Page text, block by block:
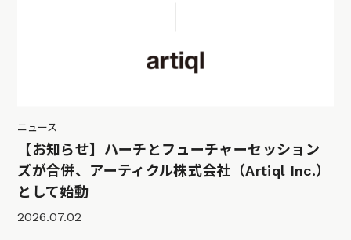
ニュース
【お知らせ】ハーチとフューチャーセッション
ズが合併、アーティクル株式会社（Artiql Inc.）
として始動
2026.07.02